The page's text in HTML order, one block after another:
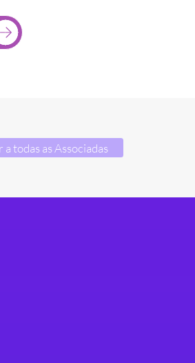
a todas as Associadas